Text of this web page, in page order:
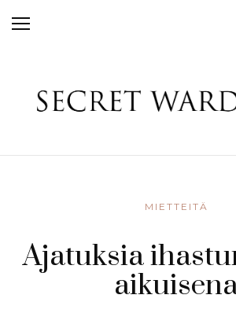
MIETTEITÄ
Ajatuksia